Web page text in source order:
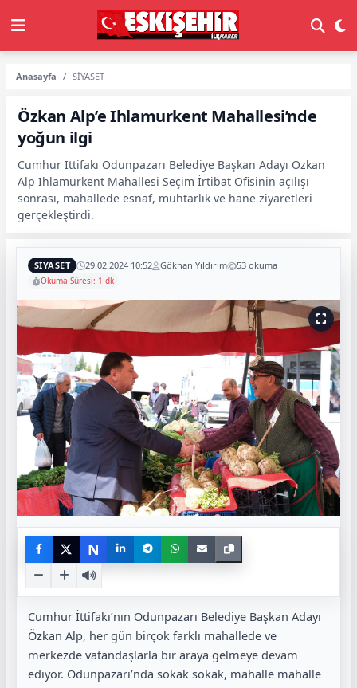
Anasayfa SİYASET
Özkan Alp’e Ihlamurkent Mahallesi’nde
yoğun ilgi
Cumhur İttifakı Odunpazarı Belediye Başkan Adayı Özkan
Alp Ihlamurkent Mahallesi Seçim İrtibat Ofisinin açılışı
sonrası, mahallede esnaf, muhtarlık ve hane ziyaretleri
gerçekleştirdi.
SİYASET 29.02.2024 10:52 Gökhan Yıldırım 53 okuma
Okuma Süresi: 1 dk
N
Cumhur İttifakı’nın Odunpazarı Belediye Başkan Adayı
Özkan Alp, her gün birçok farklı mahallede ve
merkezde vatandaşlarla bir araya gelmeye devam
ediyor. Odunpazarı’nda sokak sokak, mahalle mahalle